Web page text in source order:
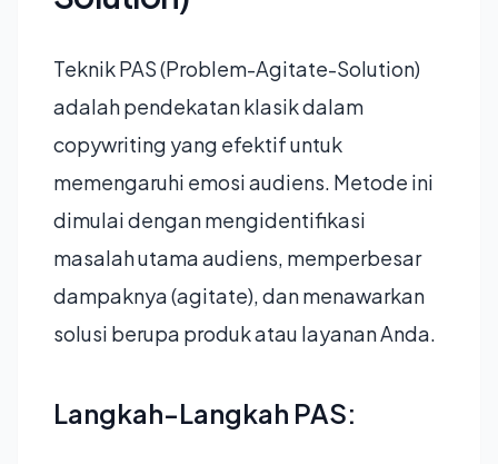
Teknik PAS (Problem-Agitate-Solution)
adalah pendekatan klasik dalam
copywriting yang efektif untuk
memengaruhi emosi audiens. Metode ini
dimulai dengan mengidentifikasi
masalah utama audiens, memperbesar
dampaknya (agitate), dan menawarkan
solusi berupa produk atau layanan Anda.
Langkah-Langkah PAS: